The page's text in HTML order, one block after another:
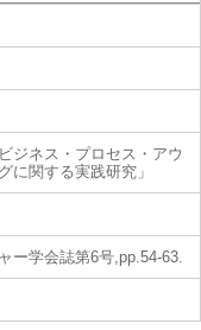
ジネス・プロセス・アウ
に関する実践研究」
ー学会誌第6号,pp.54-63.